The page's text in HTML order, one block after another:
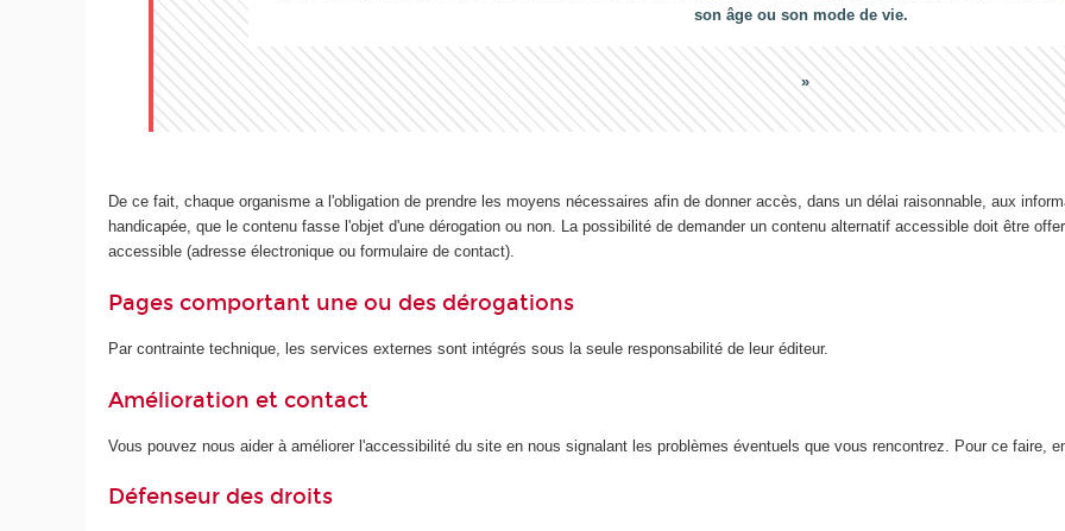
son âge ou son mode de vie.
De ce fait, chaque organisme a l'obligation de prendre les moyens nécessaires afin de donner accès, dans un délai raisonnable, aux
handicapée, que le contenu fasse l'objet d'une dérogation ou non. La possibilité de demander un contenu alternatif accessible doit être
accessible (adresse électronique ou formulaire de contact).
Pages comportant une ou des dérogations
Par contrainte technique, les services externes sont intégrés sous la seule responsabilité de leur éditeur.
Amélioration et contact
Vous pouvez nous aider à améliorer l'accessibilité du site en nous signalant les problèmes éventuels que vous rencontrez. Pour ce faire,
Défenseur des droits